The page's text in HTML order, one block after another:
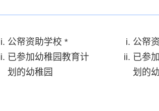
公帑资助学校 *
已参加幼稚园教育计
划的幼稚园
公帑
已参
划的